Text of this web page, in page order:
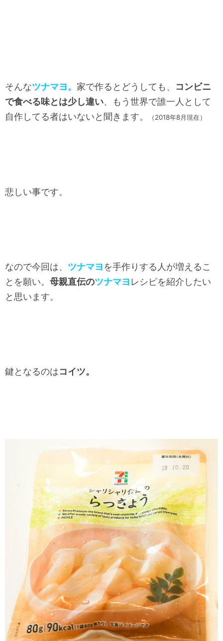
そんなツナマヨ。 家で作るとどうしても、 コンビニ
で食べる味とは少し違い、もう世界で誰一人として
自作してる者はいないと聞きます。
（2018年8月現在）
悲しい事です。
なので今回は、 ツナマヨを手作りする人が増えるこ
とを願い。 母親直伝のツナマヨレシピを紹介したい
と思います。
鍵となるのはコイツ。